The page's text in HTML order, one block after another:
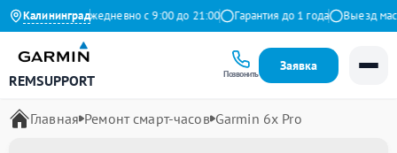
Калининград
Яндекс Ежедневно с 9:00 до 21:00 Гарантия до 1 года Выезд
REMSUPPORT Позвонить
Заявка
Главная Ремонт смарт-часов Garmin 6x Pro